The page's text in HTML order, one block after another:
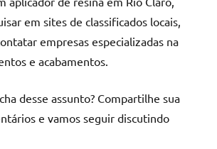
em sites de classificados locais,
empresas especializadas na
e acabamentos.
desse assunto? Compartilhe sua
e vamos seguir discutindo